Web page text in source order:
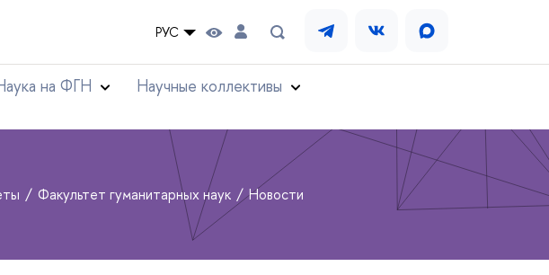
РУС
на ФГН
Научные коллективы
Факультет гуманитарных наук Новости